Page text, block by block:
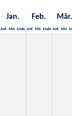
Jan. Feb. Mär.
Anf. Mit. Ende Anf. Mit. Ende Anf. Mit.